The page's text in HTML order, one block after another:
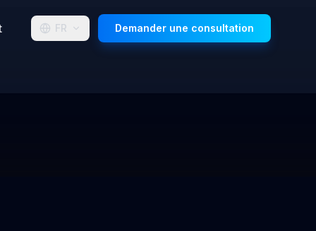
FR Demander une consultation